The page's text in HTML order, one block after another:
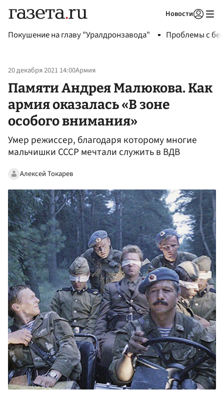
Новости
Покушение на главу "Уралдронзавода" Проблемы с
20 декабря 2021 14:00Армия
Памяти Андрея Малюкова. Как
армия оказалась «В зоне
особого внимания»
Умер режиссер, благодаря которому многие
мальчишки СССР мечтали служить в ВДВ
Алексей Токарев